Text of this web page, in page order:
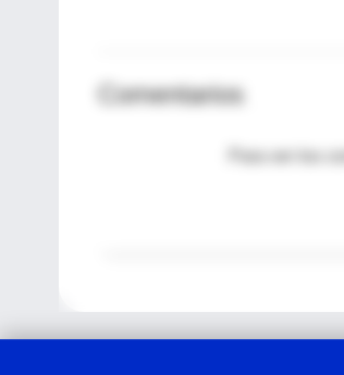
Comentarios
Para ver los